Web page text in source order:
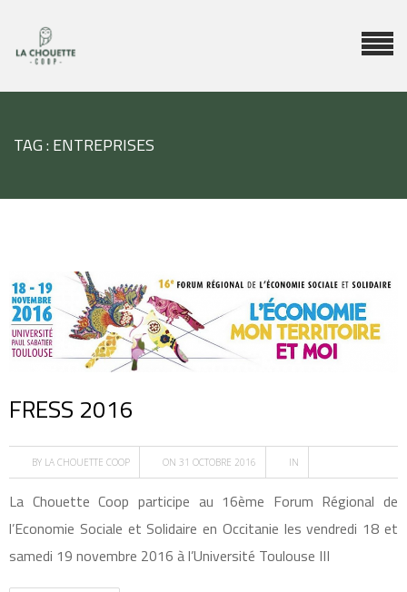
TAG : ENTREPRISES
FRESS 2016
BY LA CHOUETTE COOP ON 31 OCTOBRE 2016 IN
La Chouette Coop participe au 16ème Forum Régional de
l’Economie Sociale et Solidaire en Occitanie les vendredi 18 et
samedi 19 novembre 2016 à l’Université Toulouse III